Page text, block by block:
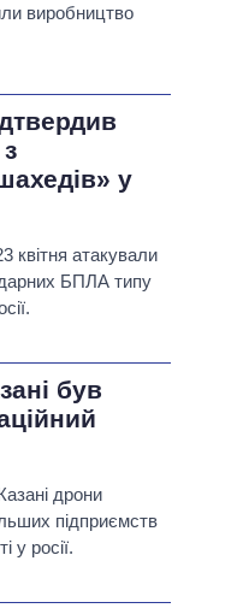
виробництво
у
квітня атакували
БПЛА типу
був
дрони
підприємств
у росії.